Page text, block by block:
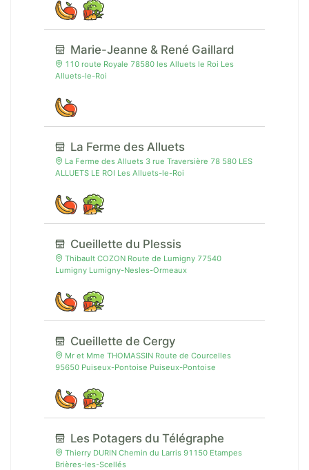
Marie-Jeanne & René Gaillard
110 route Royale 78580 les Alluets le Roi Les
Alluets-le-Roi
La Ferme des Alluets
La Ferme des Alluets 3 rue Traversière 78 580 LES
ALLUETS LE ROI Les Alluets-le-Roi
Cueillette du Plessis
Thibault COZON Route de Lumigny 77540
Lumigny Lumigny-Nesles-Ormeaux
Cueillette de Cergy
Mr et Mme THOMASSIN Route de Courcelles
95650 Puiseux-Pontoise Puiseux-Pontoise
Les Potagers du Télégraphe
Thierry DURIN Chemin du Larris 91150 Etampes
Brières-les-Scellés